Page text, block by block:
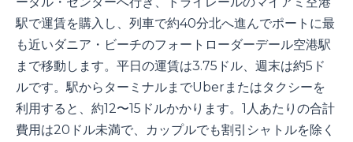
駅で運賃を購入し、列車で約40分北へ進んでポートに最
も近いダニア・ビーチのフォートローダーデール空港駅
まで移動します。平日の運賃は3.75ドル、週末は約5ド
ルです。駅からターミナルまでUberまたはタクシーを
利用すると、約12〜15ドルかかります。1人あたりの合計
費用は20ドル未満で、カップルでも割引シャトルを除く